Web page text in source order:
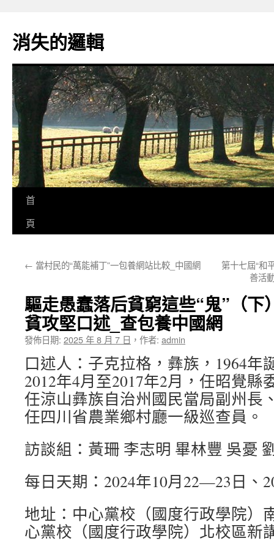
主
要
消失的邏輯
首
頁
← 當村民的“萬能補丁”一包養網站比較_中國網
第十七屆“和
善活
驅走愚蠢落后貧窮這些“鬼”（
貧攻堅口述_查包養中國網
發佈日期: 2025 年 8 月 7 日 ， 作者: admin
口述人：子克拉格，彝族，1964年
2012年4月至2017年2月，任昭覺縣
任涼山彝族自治州國民當局副州長
任四川省農業鄉村廳一級巡查員。
訪談組：黃珊 李志明 畢林豐 吳憂
每日天期：2024年10月22—23日、
地址：中心黨校（國度行政學院）
心黨校（國度行政學院）北校區新